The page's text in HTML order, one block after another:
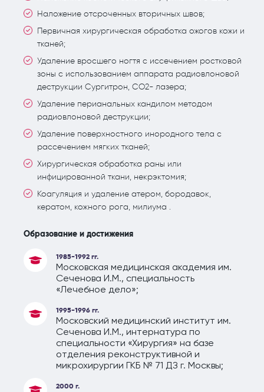
Наложение отсроченных вторичных швов;
Первичная хирургическая обработка ожогов кожи и
тканей;
Удаление вросшего ногтя с иссечением ростковой
зоны с использованием аппарата радиовлоновой
деструкции Сургитрон, СО2- лазера;
Удаление перианальных кандилом методом
радиовлоновой деструкции;
Удаление поверхностного инородного тела с
рассечением мягких тканей;
Хирургическая обработка раны или
инфицированной ткани, некрэктомия;
Коагуляция и удаление атером, бородавок,
кератом, кожного рога, милиума .
Образование и достижения
1985-1992 гг.
Московская медицинская академия им.
Сеченова И.М., специальность
«Лечебное дело»;
1995-1996 гг.
Московский медицинский институт им.
Сеченова И.М., интернатура по
специальности «Хирургия» на базе
отделения реконструктивной и
микрохирургии ГКБ № 71 ДЗ г. Москвы;
2000 г.